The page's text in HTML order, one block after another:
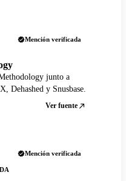
Mención verificada
junto a
Dehashed y Snusbase.
Ver fuente
Mención verificada